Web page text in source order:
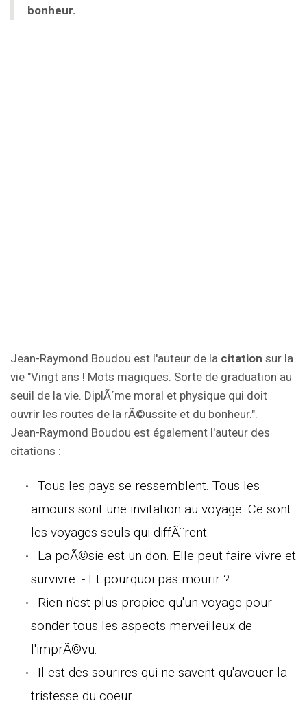
bonheur.
Jean-Raymond Boudou est l'auteur de la citation sur la
vie "Vingt ans ! Mots magiques. Sorte de graduation au
seuil de la vie. DiplÃ´me moral et physique qui doit
ouvrir les routes de la rÃ©ussite et du bonheur.".
Jean-Raymond Boudou est également l'auteur des
citations :
Tous les pays se ressemblent. Tous les
amours sont une invitation au voyage. Ce sont
les voyages seuls qui diffÃ¨rent.
La poÃ©sie est un don. Elle peut faire vivre et
survivre. - Et pourquoi pas mourir ?
Rien n'est plus propice qu'un voyage pour
sonder tous les aspects merveilleux de
l'imprÃ©vu.
Il est des sourires qui ne savent qu'avouer la
tristesse du coeur.